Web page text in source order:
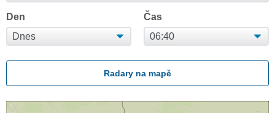
Den Čas
Radary na mapě